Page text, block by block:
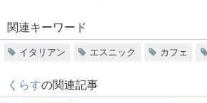
関連キーワード
イタリアン エスニック カフェ
くらすの関連記事